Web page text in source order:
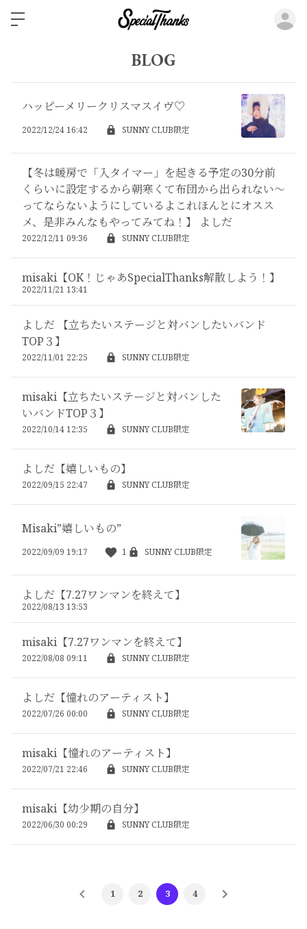
BLOG
ハッピーメリークリスマスイヴ♡
2022/12/24 16:42 SUNNY CLUB限定
【冬は暖房で「入タイマー」を起きる予定の30分前
くらいに設定するから朝寒くて布団から出られない〜
ってならないようにしているよこれほんとにオスス
メ、是非みんなもやってみてね！】 よしだ
2022/12/11 09:36 SUNNY CLUB限定
misaki【OK！じゃあSpecialThanks解散しよう！】
2022/11/21 13:41
よしだ 【立ちたいステージと対バンしたいバンド
TOP３】
2022/11/01 22:25 SUNNY CLUB限定
misaki【立ちたいステージと対バンした
いバンドTOP３】
2022/10/14 12:35 SUNNY CLUB限定
よしだ【嬉しいもの】
2022/09/15 22:47 SUNNY CLUB限定
Misaki”嬉しいもの”
2022/09/09 19:17 1 SUNNY CLUB限定
よしだ【7.27ワンマンを終えて】
2022/08/13 13:53
misaki【7.27ワンマンを終えて】
2022/08/08 09:11 SUNNY CLUB限定
よしだ【憧れのアーティスト】
2022/07/26 00:00 SUNNY CLUB限定
misaki【憧れのアーティスト】
2022/07/21 22:46 SUNNY CLUB限定
misaki【幼少期の自分】
2022/06/30 00:29 SUNNY CLUB限定
1 2 3 4